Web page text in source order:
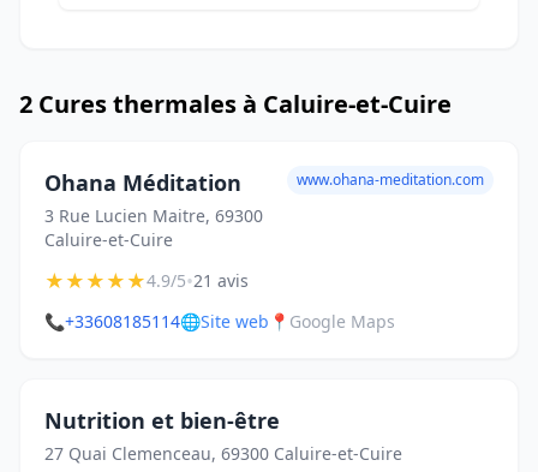
2 Cures thermales à Caluire-et-Cuire
Ohana Méditation
3 Rue Lucien Maitre, 69300
Caluire-et-Cuire
www.ohana-meditation.com
★★★★★4.9/5•21 avis
📞+33608185114🌐Site web 📍 Google Maps
Nutrition et bien-être
27 Quai Clemenceau, 69300 Caluire-et-Cuire